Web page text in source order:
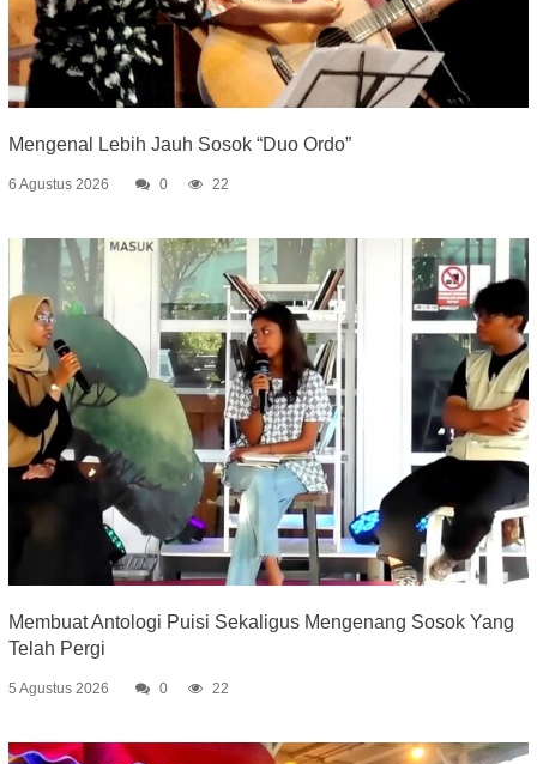
Mengenal Lebih Jauh Sosok “Duo Ordo”
6 Agustus 2026 0 22
Membuat Antologi Puisi Sekaligus Mengenang Sosok Yang
Telah Pergi
5 Agustus 2026 0 22